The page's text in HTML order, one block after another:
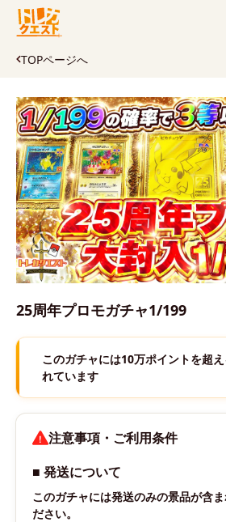
TOPページへ
25周年プロモガチャ1/199
このガチャには10万ポイントを超
れています
注意事項・ご利用条件
■ 発送について
このガチャには発送のみの景品が含
ださい。